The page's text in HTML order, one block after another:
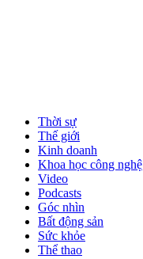
Thời sự
Thế giới
Kinh doanh
Khoa học công nghệ
Video
Podcasts
Góc nhìn
Bất động sản
Sức khỏe
Thể thao